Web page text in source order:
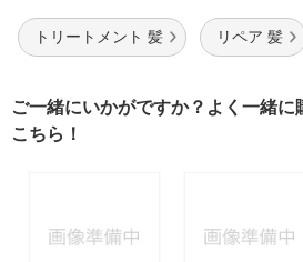
トリートメント 髪 リペア 髪
ご一緒にいかがですか？よく一緒に
こちら！